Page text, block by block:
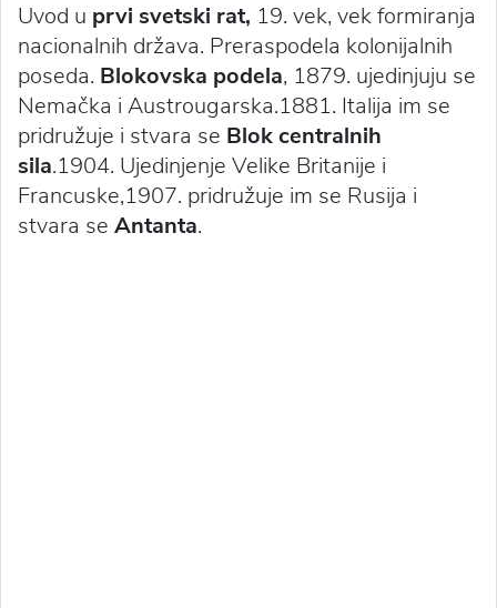
Uvod u prvi svetski rat, 19. vek, vek formiranja
nacionalnih država. Preraspodela kolonijalnih
poseda. Blokovska podela, 1879. ujedinjuju se
Nemačka i Austrougarska.1881. Italija im se
pridružuje i stvara se Blok centralnih
sila.1904. Ujedinjenje Velike Britanije i
Francuske,1907. pridružuje im se Rusija i
stvara se Antanta.